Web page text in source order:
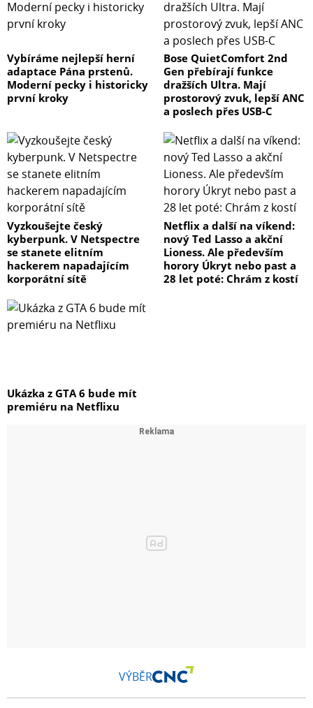
Vybíráme nejlepší herní
adaptace Pána prstenů.
Moderní pecky i historicky
první kroky
Bose QuietComfort 2nd
Gen přebírají funkce
dražších Ultra. Mají
prostorový zvuk, lepší ANC
a poslech přes USB-C
Vyzkoušejte český
kyberpunk. V Netspectre
se stanete elitním
hackerem napadajícím
korporátní sítě
Netflix a další na víkend:
nový Ted Lasso a akční
Lioness. Ale především
horory Úkryt nebo past a
28 let poté: Chrám z kostí
Ukázka z GTA 6 bude mít
premiéru na Netflixu
VÝBĚR